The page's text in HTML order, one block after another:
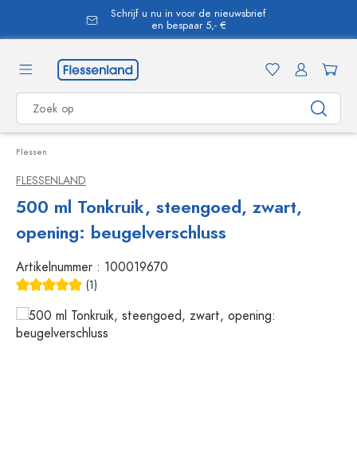
Schrijf u nu in voor de nieuwsbrief
en bespaar 5,- €
Flessen
FLESSENLAND
500 ml Tonkruik, steengoed, zwart,
opening: beugelverschluss
Artikelnummer : 100019670
(1)